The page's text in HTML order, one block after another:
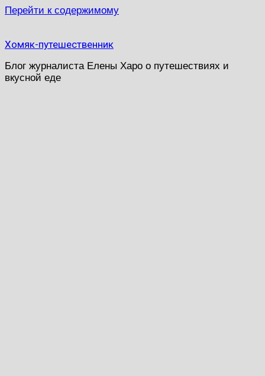
Перейти к содержимому
Хомяк-путешественник
Блог журналиста Елены Харо о путешествиях и
вкусной еде